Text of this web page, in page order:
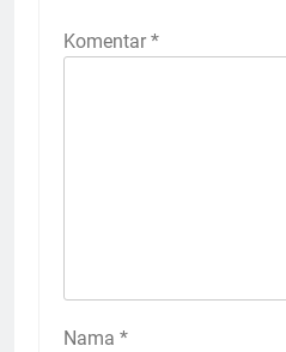
Komentar *
Nama *